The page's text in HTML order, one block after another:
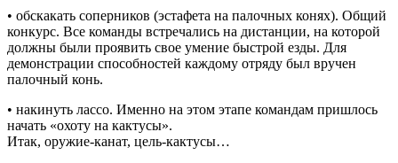
• обскакать соперников (эстафета на палочных конях). Общий
конкурс. Все команды встречались на дистанции, на которой
должны были проявить свое умение быстрой езды. Для
демонстрации способностей каждому отряду был вручен
палочный конь.
• накинуть лассо. Именно на этом этапе командам пришлось
начать «охоту на кактусы».
Итак, оружие-канат, цель-кактусы…